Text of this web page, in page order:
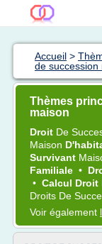
Accueil >
de succession
Thèmes
maison
Droit De
Maison
Survivant
Familiale •
• Calcul Droit
Droits De
Voir également